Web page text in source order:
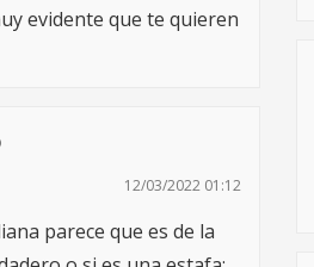
evidente que te quieren
12/03/2022 01:12
parece que es de la